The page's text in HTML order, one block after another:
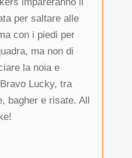
per saltare alle
con i piedi per
ma non di
la noia e
Lucky, tra
bagher e risate. All